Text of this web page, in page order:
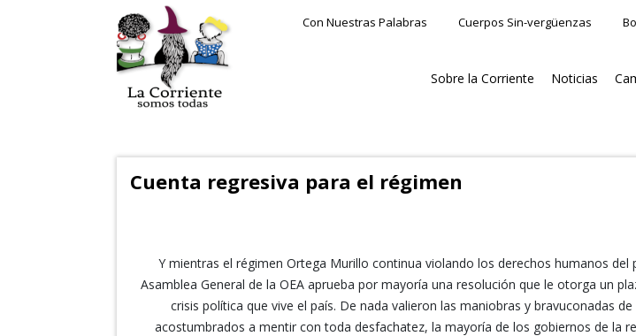
Con Nuestras Palabras Cuerpos Sin-vergüenzas
Sobre la Corriente Noticias
Cuenta regresiva para el régimen
Y mientras el régimen Ortega Murillo continua violando los derechos humanos del
Asamblea General de la OEA aprueba por mayoría una resolución que le otorga un
crisis política que vive el país. De nada valieron las maniobras y bravuconadas
acostumbrados a mentir con toda desfachatez, la mayoría de los gobiernos de la